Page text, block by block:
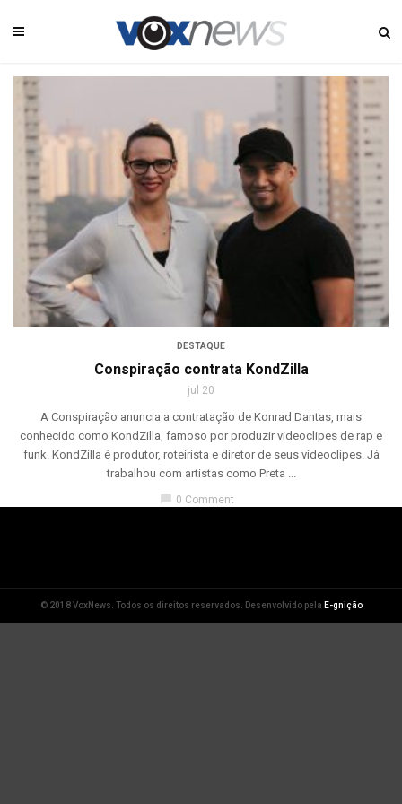
DESTAQUE
Conspiração contrata KondZilla
jul 20
A Conspiração anuncia a contratação de Konrad Dantas, mais
conhecido como KondZilla, famoso por produzir videoclipes de rap e
funk. KondZilla é produtor, roteirista e diretor de seus videoclipes. Já
trabalhou com artistas como Preta ...
0 Comment
© 2018 VoxNews. Todos os direitos reservados. Desenvolvido pela E-gnição